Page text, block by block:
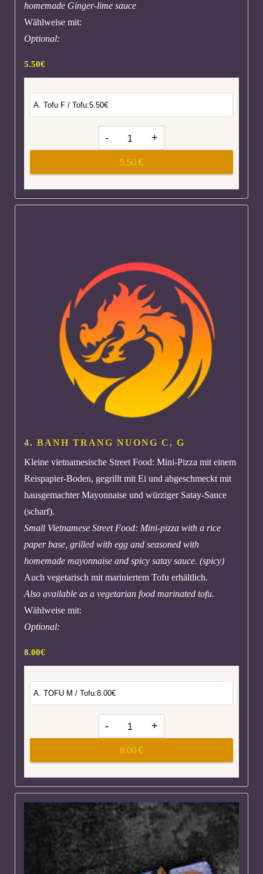
homemade Ginger-lime sauce
Wählweise mit:
Optional:
5.50€
5.50€
4. BANH TRANG NUONG C, G
Kleine vietnamesische Street Food: Mini-Pizza mit einem
Reispapier-Boden, gegrillt mit Ei und abgeschmeckt mit
hausgemachter Mayonnaise und würziger Satay-Sauce
(scharf).
Small Vietnamese Street Food: Mini-pizza with a rice
paper base, grilled with egg and seasoned with
homemade mayonnaise and spicy satay sauce. (spicy)
Auch vegetarisch mit mariniertem Tofu erhältlich.
Also available as a vegetarian food marinated tofu.
Wählweise mit:
Optional:
8.00€
8.00€